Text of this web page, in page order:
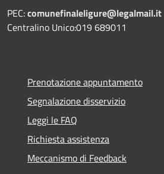
PEC:comunefinaleligure@legalmail.it
Centralino Unico:019 689011
Prenotazione appuntamento
Segnalazione disservizio
Leggi le FAQ
Richiesta assistenza
Meccanismo di Feedback